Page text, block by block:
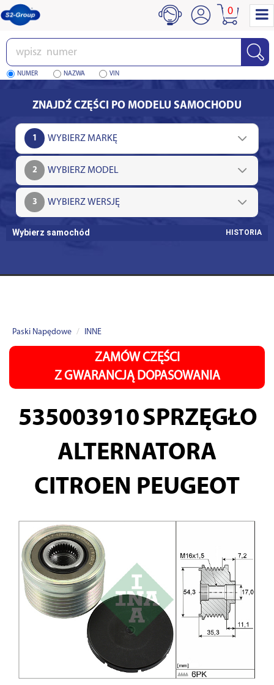
Wpisz
numer
NUMER NAZWA VIN
0
ZNAJDŹ CZĘŚCI PO MODELU SAMOCHODU
1
2
3
Wybierz samochód HISTORIA
Paski Napędowe INNE
ZAMÓW CZĘŚCI
Z GWARANCJĄ DOPASOWANIA
535003910SPRZĘGŁO
ALTERNATORA
CITROEN PEUGEOT